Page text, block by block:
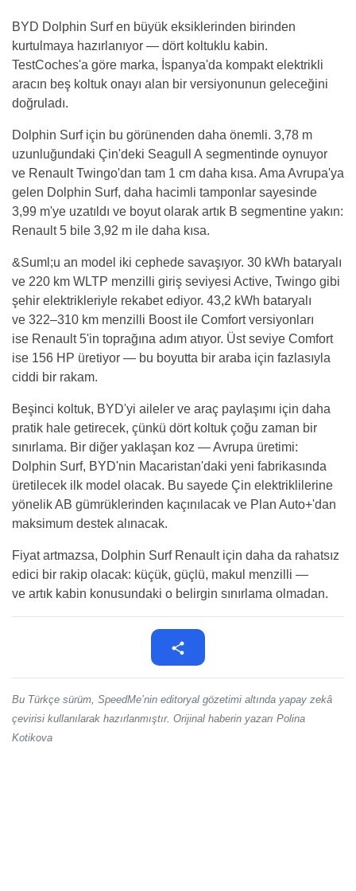
BYD Dolphin Surf en büyük eksiklerinden birinden
kurtulmaya hazırlanıyor — dört koltuklu kabin.
TestCoches'a göre marka, İspanya'da kompakt elektrikli
aracın beş koltuk onayı alan bir versiyonunun geleceğini
doğruladı.
Dolphin Surf için bu görünenden daha önemli. 3,78 m
uzunluğundaki Çin'deki Seagull A segmentinde oynuyor
ve Renault Twingo'dan tam 1 cm daha kısa. Ama Avrupa'ya
gelen Dolphin Surf, daha hacimli tamponlar sayesinde
3,99 m'ye uzatıldı ve boyut olarak artık B segmentine yakın:
Renault 5 bile 3,92 m ile daha kısa.
&Suml;u an model iki cephede savaşıyor. 30 kWh bataryalı
ve 220 km WLTP menzilli giriş seviyesi Active, Twingo gibi
şehir elektrikleriyle rekabet ediyor. 43,2 kWh bataryalı
ve 322–310 km menzilli Boost ile Comfort versiyonları
ise Renault 5'in toprağına adım atıyor. Üst seviye Comfort
ise 156 HP üretiyor — bu boyutta bir araba için fazlasıyla
ciddi bir rakam.
Beşinci koltuk, BYD'yi aileler ve araç paylaşımı için daha
pratik hale getirecek, çünkü dört koltuk çoğu zaman bir
sınırlama. Bir diğer yaklaşan koz — Avrupa üretimi:
Dolphin Surf, BYD'nin Macaristan'daki yeni fabrikasında
üretilecek ilk model olacak. Bu sayede Çin elektriklilerine
yönelik AB gümrüklerinden kaçınılacak ve Plan Auto+'dan
maksimum destek alınacak.
Fiyat artmazsa, Dolphin Surf Renault için daha da rahatsız
edici bir rakip olacak: küçük, güçlü, makul menzilli —
ve artık kabin konusundaki o belirgin sınırlama olmadan.
Bu Türkçe sürüm, SpeedMe’nin editoryal gözetimi altında yapay zekâ
çevirisi kullanılarak hazırlanmıştır. Orijinal haberin yazarı Polina
Kotikova